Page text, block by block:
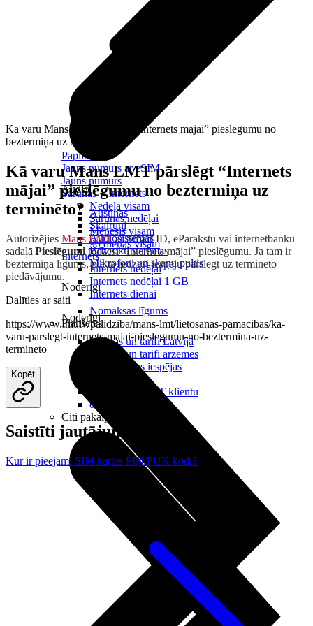
Papildināt
Jauns numurs ar eSIM
Jauns numurs
Sarunas + Internets
Nedēļa visam
Sarunas nedēļai
Mēnesis visam
90 dienas visam
Internets
Internets nedēļai
Internets nedēļai 1 GB
Internets dienai
Noderīgi
Maksas un tarifi Latvijā
Maksas un tarifi ārzemēs
LMT Kartes iespējas
Kā kļūt par LMT klientu
eSIM tehnoloģija
Citi pakalpojumi
Audio
Austiņas
Skaļruņi
Audiosistēmas
Brīvroku sistēmas
Mikrofoni un skaņu pultis
Noderīgi
Nomaksas līgums
Planšetes
Kā varu Mans LMT pārslēgt “Internets mājai” pieslēgumu no
beztermiņa uz terminēto?
Kā varu Mans LMT pārslēgt “Internets
mājai” pieslēgumu no beztermiņa uz
terminēto?
Autorizējies Mans LMTar Smart-ID, eParakstu vai internetbanku –
sadaļā Pieslēgumi redzēsi “Internets mājai” pieslēgumu. Ja tam ir
beztermiņa līgums, pie tā redzēsi iespēju pārslēgt uz terminēto
piedāvājumu.
Dalīties ar saiti
https://www.lmt.lv/palidziba/mans-lmt/lietosanas-pamacibas/ka-
varu-parslegt-internets-majai-pieslegumu-no-beztermina-uz-
termineto
Kopēt
Saistīti jautājumi
Kur ir pieejami SIM kartes PIN/PUK kodi?